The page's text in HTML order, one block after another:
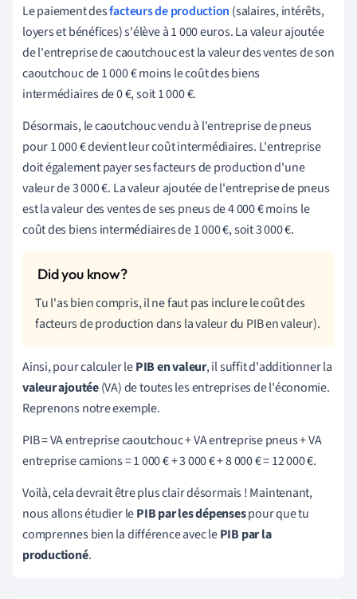
Le paiement desfacteurs de production (salaires, intérêts,
loyers et bénéfices) s'élève à 1 000 euros. La valeur ajoutée
de l'entreprise de caoutchouc est la valeur des ventes de son
caoutchouc de 1 000€moins le coût des biens
intermédiaires de 0€, soit 1 000€.
Désormais, le caoutchouc vendu à l'entreprise de pneus
pour 1 000€devient leur coût intermédiaires. L'entreprise
doit également payer ses facteurs de production d'une
valeur de 3 000€. La valeur ajoutée de l'entreprise de pneus
est la valeur des ventes de ses pneus de 4 000€moins le
coût des biens intermédiaires de 1 000€, soit 3 000€.
Tu l'as bien compris, il ne faut pas inclure le coût des
facteurs de production dans la valeur du PIB en valeur).
Ainsi, pour calculer lePIB en valeur, il suffit d'additionner la
valeur ajoutée(VA) de toutes les entreprises de l'économie.
Reprenons notre exemple.
PIB = VA entreprise caoutchouc + VA entreprise pneus + VA
entreprise camions = 1 000€+ 3 000€+ 8 000€= 12 000€.
Voilà, cela devrait être plus clair désormais ! Maintenant,
nous allons étudier lePIB par les dépensespour que tu
comprennes bien la différence avec lePIB par la
productioné.